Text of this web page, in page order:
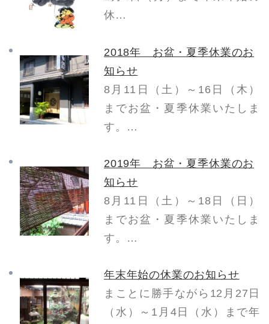
休…
2018年 お盆・夏季休業のお
知らせ
8月11日（土）～16日（木）
までお盆・夏季休業いたしま
す。…
2019年 お盆・夏季休業のお
知らせ
8月11日（土）～18日（日）
までお盆・夏季休業いたしま
す。…
年末年始の休業のお知らせ
まことに勝手ながら12月27日
（水）～1月4日（水）まで年